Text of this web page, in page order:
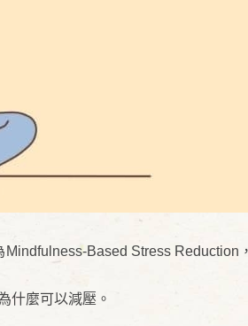
Based Stress Reduction
什麼可以減壓。